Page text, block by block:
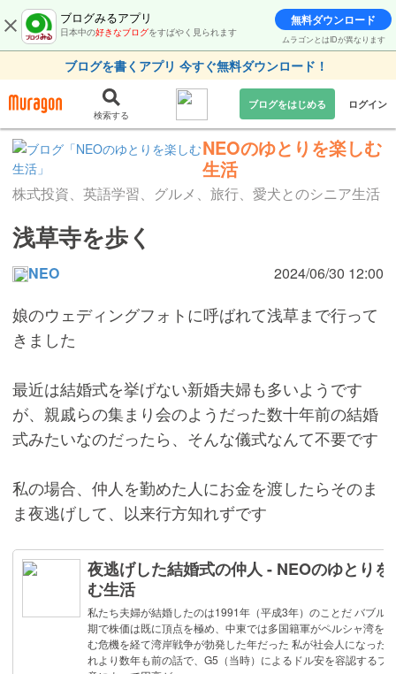
ブログみるアプリ
日本中の好きなブログをすばやく見られます
無料ダウンロード
ムラゴンとはIDが異なります
ブログを書くアプリ 今すぐ無料ダウンロード！
検索する
ブログをはじめる ログイン
NEOのゆとりを楽しむ
生活
株式投資、英語学習、グルメ、旅行、愛犬とのシニア生活
浅草寺を歩く
NEO 2024/06/30 12:00
娘のウェディングフォトに呼ばれて浅草まで行って
きました
最近は結婚式を挙げない新婚夫婦も多いようです
が、親戚らの集まり会のようだった数十年前の結婚
式みたいなのだったら、そんな儀式なんて不要です
私の場合、仲人を勤めた人にお金を渡したらそのま
ま夜逃げして、以来行方知れずです